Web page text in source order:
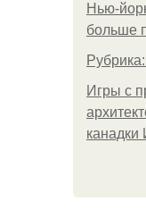
Нью-
больше
Игры с
канадки